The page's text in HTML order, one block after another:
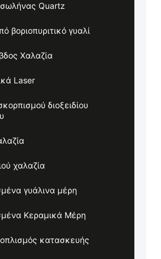
σωλήνας Quartz
βοριοπυριτικό γυαλί
Χαλαζία
Laser
διοξειδίου
χαλαζία
γυάλινα μέρη
Κεραμικά Μέρη
κατασκευής